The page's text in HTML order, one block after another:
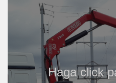
Haga click